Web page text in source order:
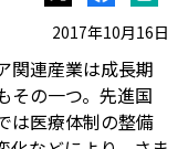
2017年10月16日
関連産業は成長期
その一つ。先進国
は医療体制の整備